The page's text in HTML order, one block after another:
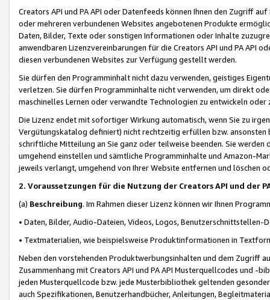
Creators API und PA API oder Datenfeeds können Ihnen den Zugriff
oder mehreren verbundenen Websites angebotenen Produkte
Daten, Bilder, Texte oder sonstigen Informationen oder Inhalte
anwendbaren Lizenzvereinbarungen für die Creators API und PA API
diesen verbundenen Websites zur Verfügung gestellt werden.
Sie dürfen den Programminhalt nicht dazu verwenden, geistiges
verletzen. Sie dürfen Programminhalte nicht verwenden, um direkt
maschinelles Lernen oder verwandte Technologien zu entwickeln
Die Lizenz endet mit sofortiger Wirkung automatisch, wenn Sie zu
Vergütungskatalog definiert) nicht rechtzeitig erfüllen bzw. ansonsten
schriftliche Mitteilung an Sie ganz oder teilweise beenden. Sie werden
umgehend einstellen und sämtliche Programminhalte und Amazon-
jeweils verlangt, umgehend von Ihrer Website entfernen und löschen
2. Voraussetzungen für die Nutzung der Creators API und der
(a) Beschreibung. Im Rahmen dieser Lizenz können wir Ihnen
• Daten, Bilder, Audio-Dateien, Videos, Logos, Benutzerschnittstellen-
• Textmaterialien, wie beispielsweise Produktinformationen in
Neben den vorstehenden Produktwerbungsinhalten und dem Zugriff
Zusammenhang mit Creators API und PA API Musterquellcodes und
jeden Musterquellcode bzw. jede Musterbibliothek geltenden
auch Spezifikationen, Benutzerhandbücher, Anleitungen,